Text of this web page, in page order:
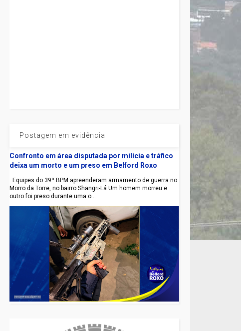
Postagem em evidência
Confronto em área disputada por milícia e tráfico
deixa um morto e um preso em Belford Roxo
Equipes do 39º BPM apreenderam armamento de guerra no
Morro da Torre, no bairro Shangri-Lá Um homem morreu e
outro foi preso durante uma o...